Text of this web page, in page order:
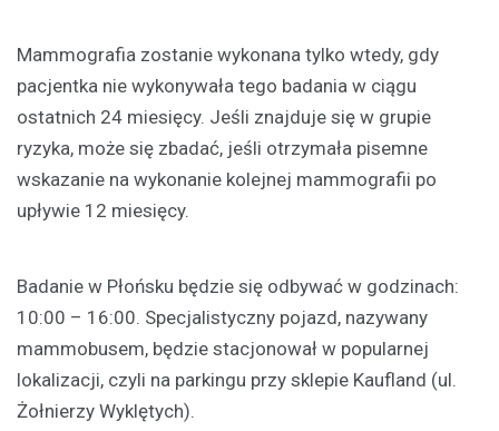
Mammografia zostanie wykonana tylko wtedy, gdy
pacjentka nie wykonywała tego badania w ciągu
ostatnich 24 miesięcy. Jeśli znajduje się w grupie
ryzyka, może się zbadać, jeśli otrzymała pisemne
wskazanie na wykonanie kolejnej mammografii po
upływie 12 miesięcy.
Badanie w Płońsku będzie się odbywać w godzinach:
10:00 – 16:00. Specjalistyczny pojazd, nazywany
mammobusem, będzie stacjonował w popularnej
lokalizacji, czyli na parkingu przy sklepie Kaufland (ul.
Żołnierzy Wyklętych).